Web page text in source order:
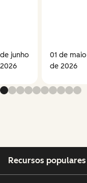
junho
01 de maio
de 2026
Recursos populares